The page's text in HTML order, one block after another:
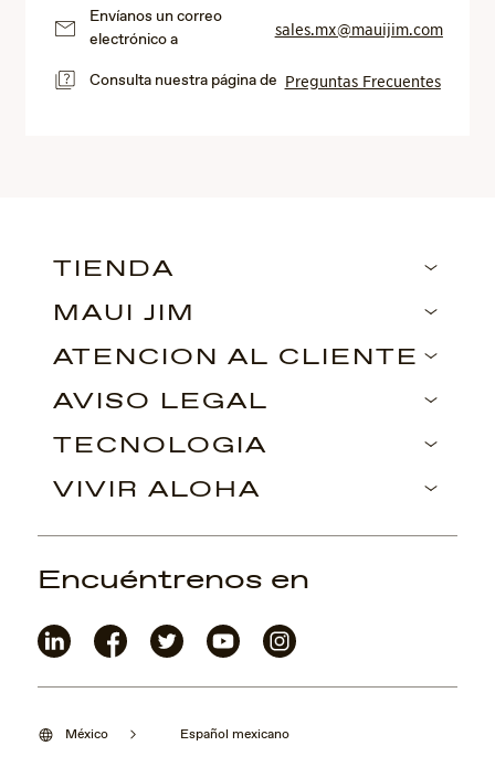
Envíanos un correo
electrónico a
sales.mx@mauijim.com
Consulta nuestra página de Preguntas Frecuentes
TIENDA
MAUI JIM
ATENCIÓN AL CLIENTE
AVISO LEGAL
TECNOLOGÍA
VIVIR ALOHA
México Español mexicano
Encuéntrenos en